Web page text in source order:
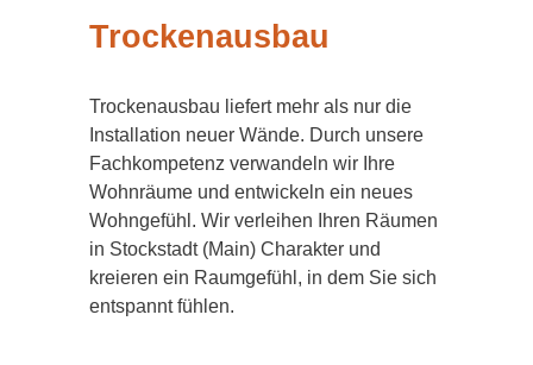
Trockenausbau
Trockenausbau liefert mehr als nur die
Installation neuer Wände. Durch unsere
Fachkompetenz verwandeln wir Ihre
Wohnräume und entwickeln ein neues
Wohngefühl. Wir verleihen Ihren Räumen
in Stockstadt (Main) Charakter und
kreieren ein Raumgefühl, in dem Sie sich
entspannt fühlen.